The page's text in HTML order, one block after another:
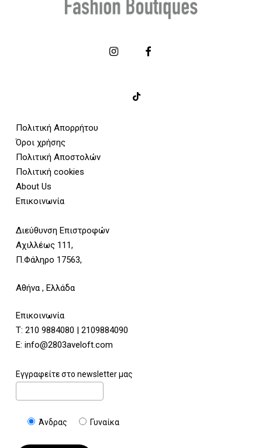
Πολιτική Απορρήτου
Όροι χρήσης
Πολιτική Αποστολών
Πολιτική cookies
About Us
Επικοινωνία
Διεύθυνση Επιστροφών
Αχιλλέως 111,
Π.Φάληρο 17563,
Αθήνα , Ελλάδα
Επικοινωνία
Τ: 210 9884080 | 2109884090
E: info@2803aveloft.com
Εγγραφείτε στο newsletter μας
Άνδρας Γυναίκα